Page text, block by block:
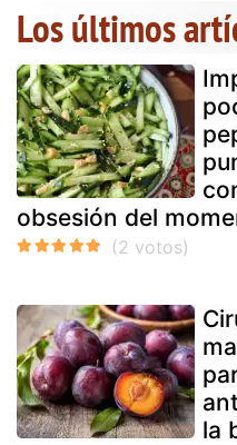
Los últimos
obsesión del
la